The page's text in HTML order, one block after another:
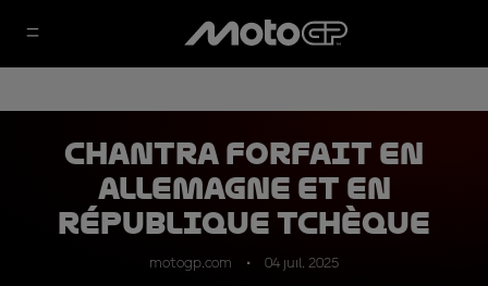
Chantra forfait en
Allemagne et en
République tchèque
motogp.com 04 juil. 2025